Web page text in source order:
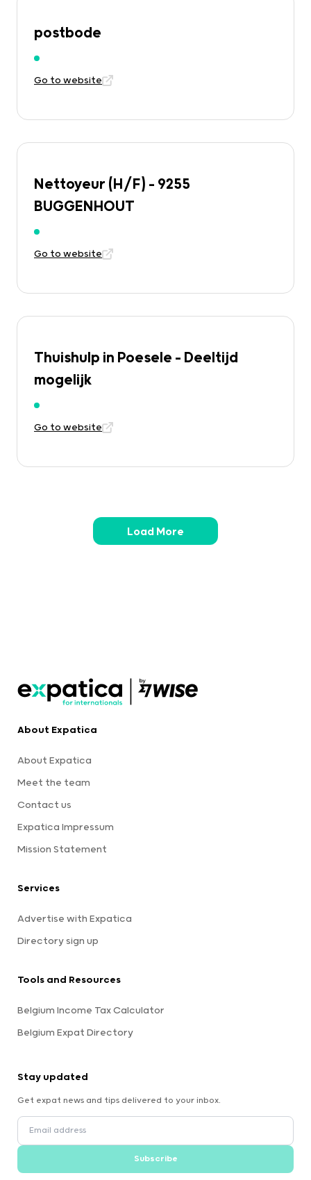
postbode
Go to website
Nettoyeur (H/F) – 9255
BUGGENHOUT
Go to website
Thuishulp in Poesele – Deeltijd
mogelijk
Go to website
Load More
About Expatica
About Expatica
Meet the team
Contact us
Expatica Impressum
Mission Statement
Services
Advertise with Expatica
Directory sign up
Tools and Resources
Belgium Income Tax Calculator
Belgium Expat Directory
Stay updated
Get expat news and tips delivered to your inbox.
Subscribe